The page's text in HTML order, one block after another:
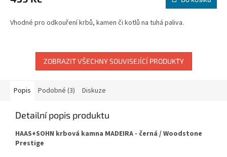
Vhodné pro odkouření krbů, kamen či kotlů na tuhá paliva.
ZOBRAZIT VŠECHNY SOUVISEJÍCÍ PRODUKTY
Popis Podobné (3) Diskuze
Detailní popis produktu
HAAS+SOHN krbová kamna MADEIRA - černá / Woodstone
Prestige